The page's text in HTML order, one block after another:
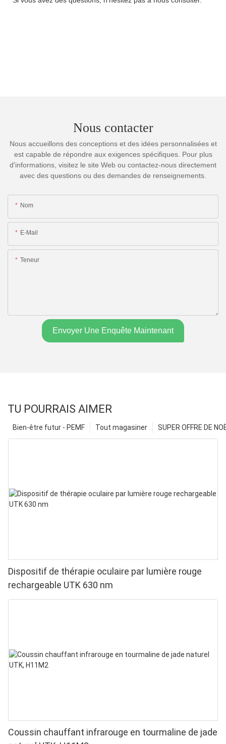
Nous contacter
Nous accueillons des conceptions et des idées personnalisées et
est capable de répondre aux exigences spécifiques. Pour plus
d'informations, visitez le site Web ou contactez-nous directement
avec des questions ou des demandes de renseignements.
Nom
E-Mail
Teneur
Envoyer Une Enquête Maintenant
TU POURRAIS AIMER
SUPER OFFRE DE
Tout magasiner
Bien-être futur - PEMF
Dispositif de thérapie oculaire par lumière rouge
rechargeable UTK 630 nm
Coussin chauffant infrarouge en tourmaline de jade